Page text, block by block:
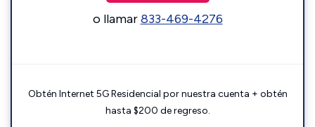
o llamar833-469-4276
Obtén Internet 5G Residencial por nuestra cuenta + obtén
hasta $200 de regreso.